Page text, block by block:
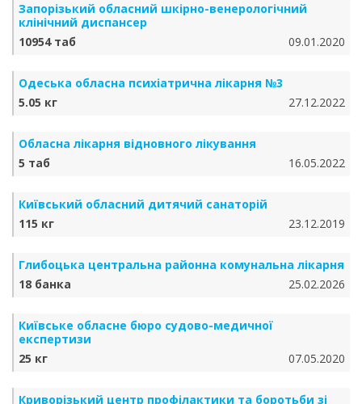
Запорізький обласний шкірно-венерологічний
клінічний диспансер
10954 таб
09.01.2020
Одеська обласна психіатрична лікарня №3
5.05 кг
27.12.2022
Обласна лікарня відновного лікування
5 таб
16.05.2022
Київський обласний дитячий санаторій
115 кг
23.12.2019
Глибоцька центральна районна комунальна лікарня
18 банка
25.02.2026
Київське обласне бюро судово-медичної
експертизи
25 кг
07.05.2020
Криворізький центр профілактики та боротьби зі